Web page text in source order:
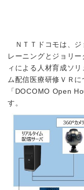
ＮＴＴドコモは、ジ
レーニングとジョリ
ィによる人材育成ソ
ム配信医療研修ＶＲ
「DOCOMO Open
す。